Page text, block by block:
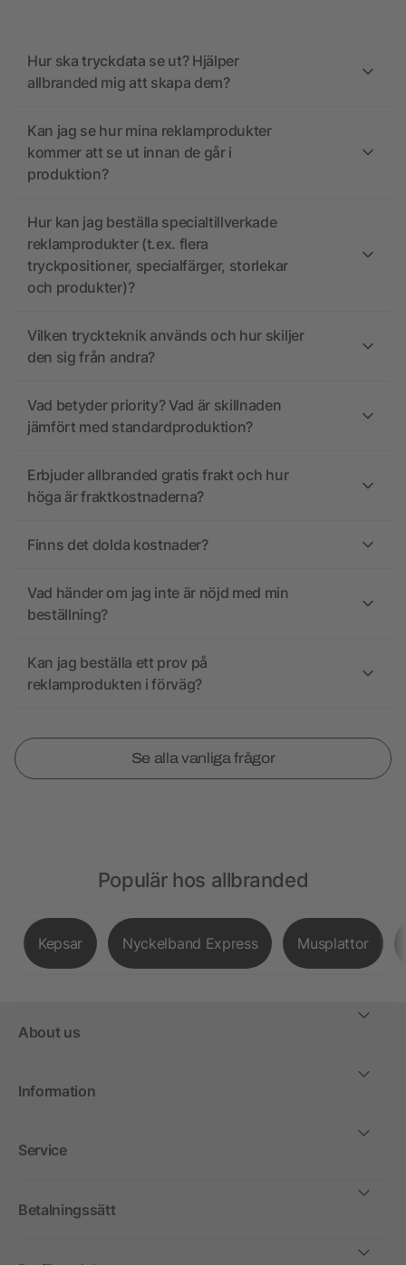
Hur ska tryckdata se ut? Hjälper
allbranded mig att skapa dem?
Kan jag se hur mina reklamprodukter
kommer att se ut innan de går i
produktion?
Hur kan jag beställa specialtillverkade
reklamprodukter (t.ex. flera
tryckpositioner, specialfärger, storlekar
och produkter)?
Vilken tryckteknik används och hur skiljer
den sig från andra?
Vad betyder priority? Vad är skillnaden
jämfört med standardproduktion?
Erbjuder allbranded gratis frakt och hur
höga är fraktkostnaderna?
Finns det dolda kostnader?
Vad händer om jag inte är nöjd med min
beställning?
Kan jag beställa ett prov på
reklamprodukten i förväg?
Se alla vanliga frågor
Populär hos allbranded
Kepsar Nyckelband Express Musplattor
About us
Information
Service
Betalningssätt